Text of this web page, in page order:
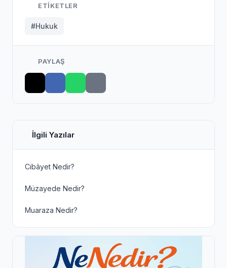
ETIKETLER
#Hukuk
PAYLAŞ
İlgili Yazılar
Cibâyet Nedir?
Müzayede Nedir?
Muaraza Nedir?